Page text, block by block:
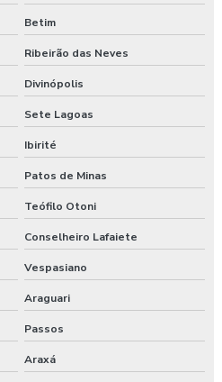
do trabalho
Betim
Ribeirão das Neves
Divinópolis
Sete Lagoas
Ibirité
Patos de Minas
Teófilo Otoni
Conselheiro Lafaiete
Vespasiano
Araguari
Passos
Araxá